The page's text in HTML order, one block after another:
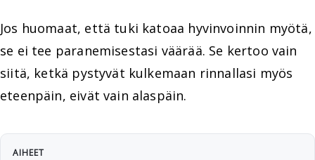
Jos huomaat, että tuki katoaa hyvinvoinnin myötä,
se ei tee paranemisestasi väärää. Se kertoo vain
siitä, ketkä pystyvät kulkemaan rinnallasi myös
eteenpäin, eivät vain alaspäin.
AIHEET